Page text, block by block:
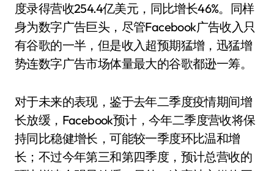
度录得营收254.4亿美元，同比增长46%。同样
身为数字广告巨头，尽管Facebook广告收入只
有谷歌的一半，但是收入超预期猛增，迅猛增
势连数字广告市场体量最大的谷歌都逊一筹。
对于未来的表现，鉴于去年二季度疫情期间增
长放缓，Facebook预计，今年二季度营收将保
持同比稳健增长，可能较一季度环比温和增
长；不过今年第三和第四季度，预计总营收的